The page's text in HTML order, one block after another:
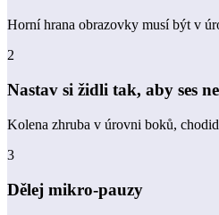
Horní hrana obrazovky musí být v
2
Nastav si židli tak, aby ses
Kolena zhruba v úrovni boků,
3
Dělej mikro-pauzy